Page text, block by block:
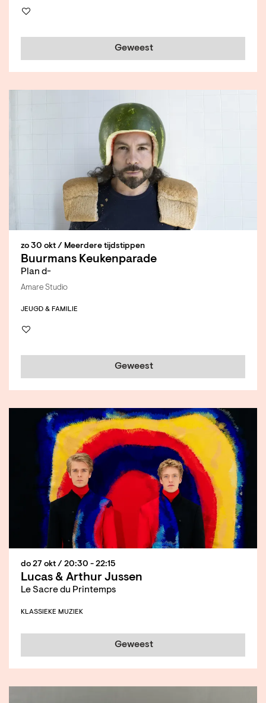
Geweest
Buurmans Keukenparade
Plan d-
zo 30 okt / Meerdere tijdstippen
Amare Studio
JEUGD & FAMILIE
Geweest
Lucas & Arthur Jussen
Le Sacre du Printemps
do 27 okt / 20:30 - 22:15
KLASSIEKE MUZIEK
Geweest